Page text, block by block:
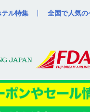
ル特集 全国で人気